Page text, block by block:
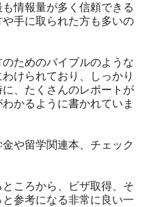
情報量が多く信頼できる
手に取られた方も多いの
ためのバイブルのような
けられており、しっかり
、たくさんのレポートが
かるように書かれていま
や留学関連本、チェック
ころから、ビザ取得、そ
参考になる非常に良い一